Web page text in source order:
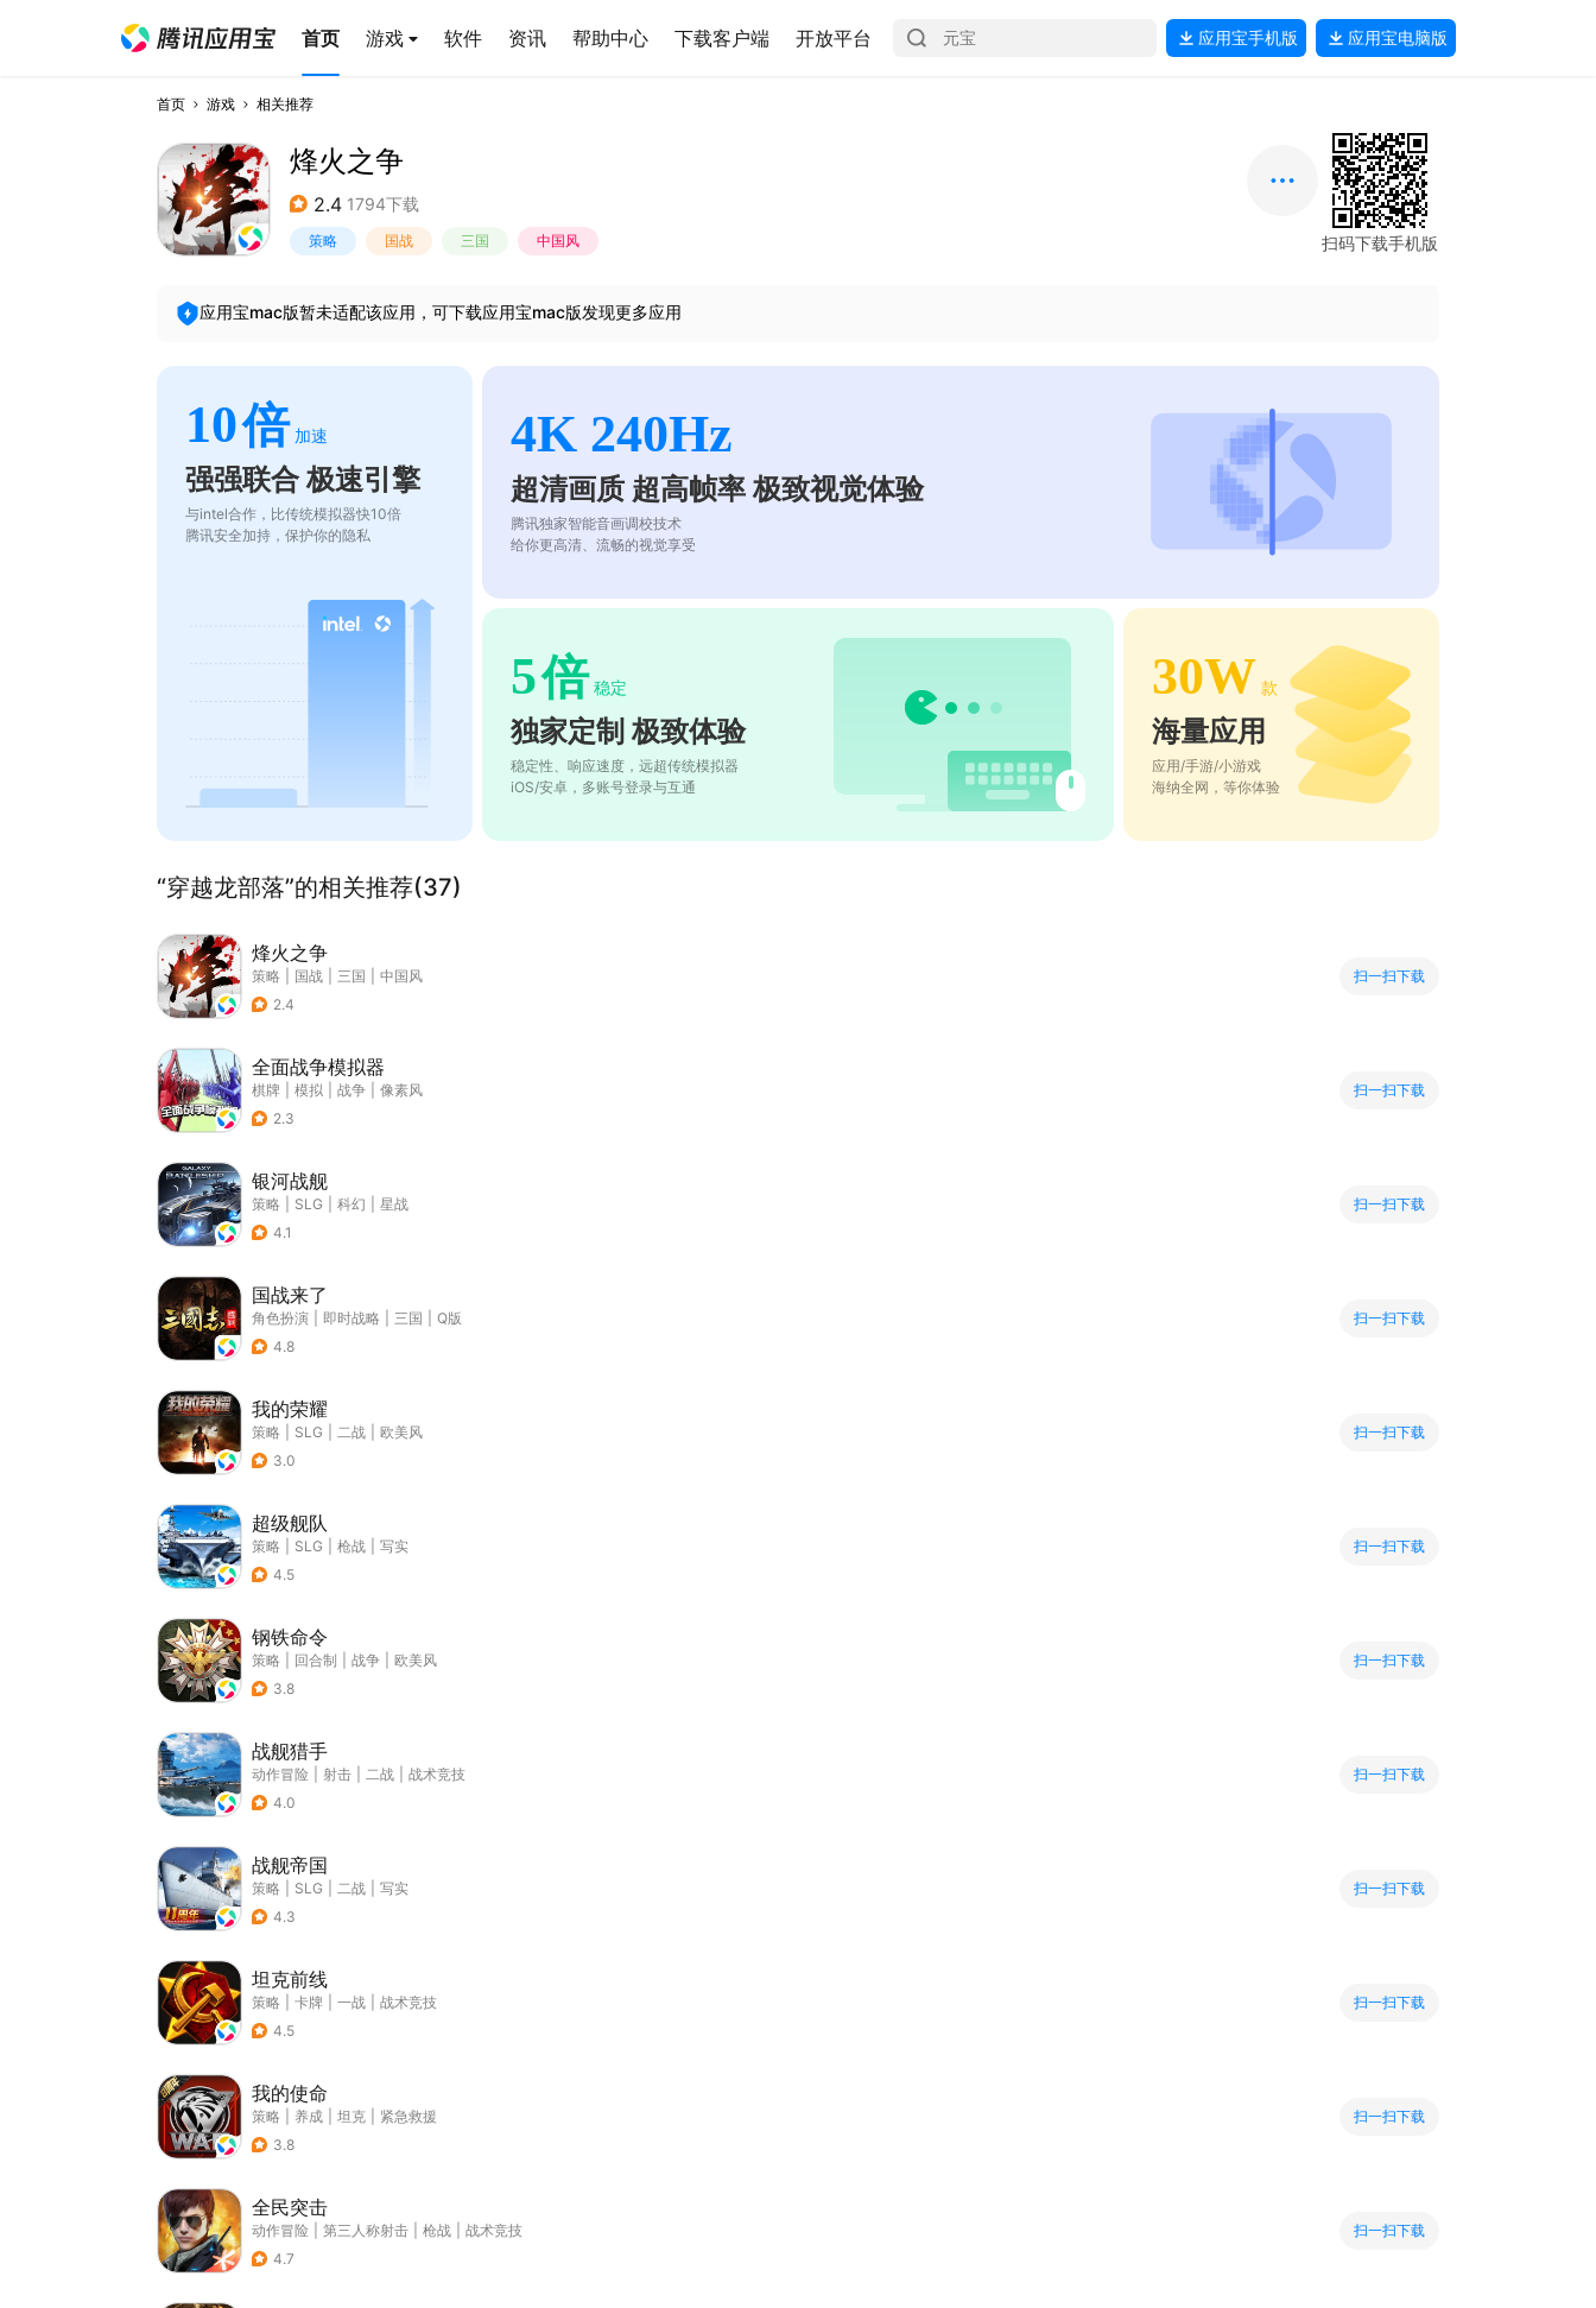
首页 游戏 软件 资讯 帮助中心 下载客户端 开放平台 应用宝手机版 应用宝电脑版
首页 游戏 相关推荐
烽火之争
2.4 1794下载
策略 国战 三国 中国风 扫码下载手机版
应用宝mac版暂未适配该应用，可下载应用宝mac版发现更多应用
10倍 加速
强强联合 极速引擎
与intel合作，比传统模拟器快10倍
腾讯安全加持，保护你的隐私
4K 240Hz
超清画质 超高帧率 极致视觉体验
腾讯独家智能音画调校技术
给你更高清、流畅的视觉享受
5倍 稳定
独家定制 极致体验
稳定性、响应速度，远超传统模拟器
iOS/安卓，多账号登录与互通
30W 款
海量应用
应用/手游/小游戏
海纳全网，等你体验
“穿越龙部落”的相关推荐(37)
烽火之争
策略 国战 三国
中国风
2.4
扫一扫下载
全面战争模拟器
棋牌 模拟 战争
像素风
2.3
扫一扫下载
银河战舰
策略 SLG 科幻
星战
4.1
扫一扫下载
国战来了
角色扮演 即时战略 三国
Q版
4.8
扫一扫下载
我的荣耀
策略 SLG 二战
欧美风
3.0
扫一扫下载
超级舰队
策略 SLG 枪战
写实
4.5
扫一扫下载
钢铁命令
策略 回合制 战争
欧美风
3.8
扫一扫下载
战舰猎手
动作冒险 射击 二战
战术竞技
4.0
扫一扫下载
战舰帝国
策略 SLG 二战
写实
4.3
扫一扫下载
坦克前线
策略 卡牌 一战
战术竞技
4.5
扫一扫下载
我的使命
策略 养成 坦克
紧急救援
3.8
扫一扫下载
全民突击
动作冒险 第三人称射击 枪战
战术竞技
4.7
扫一扫下载